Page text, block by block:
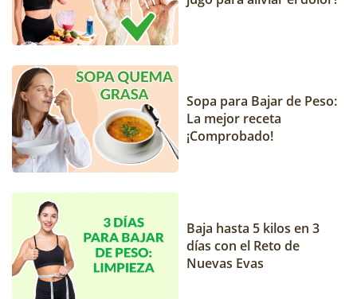
Sopa para Bajar de Peso:
La mejor receta
¡Comprobado!
Baja hasta 5 kilos en 3
días con el Reto de
Nuevas Evas